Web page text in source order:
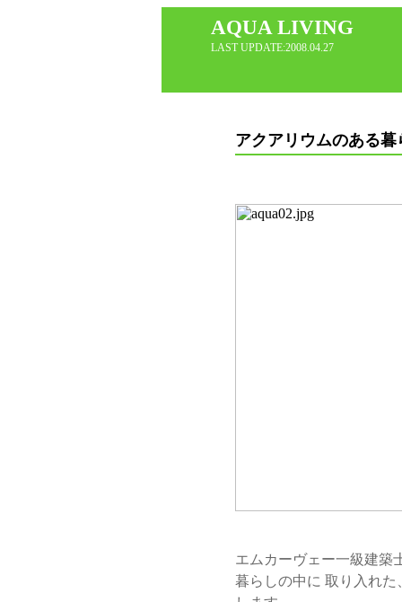
AQUA LIVING
LAST UPDATE:2008.04.27
アクアリウムのある
エムカーヴェー一級建築
暮らしの中に 取り入れ